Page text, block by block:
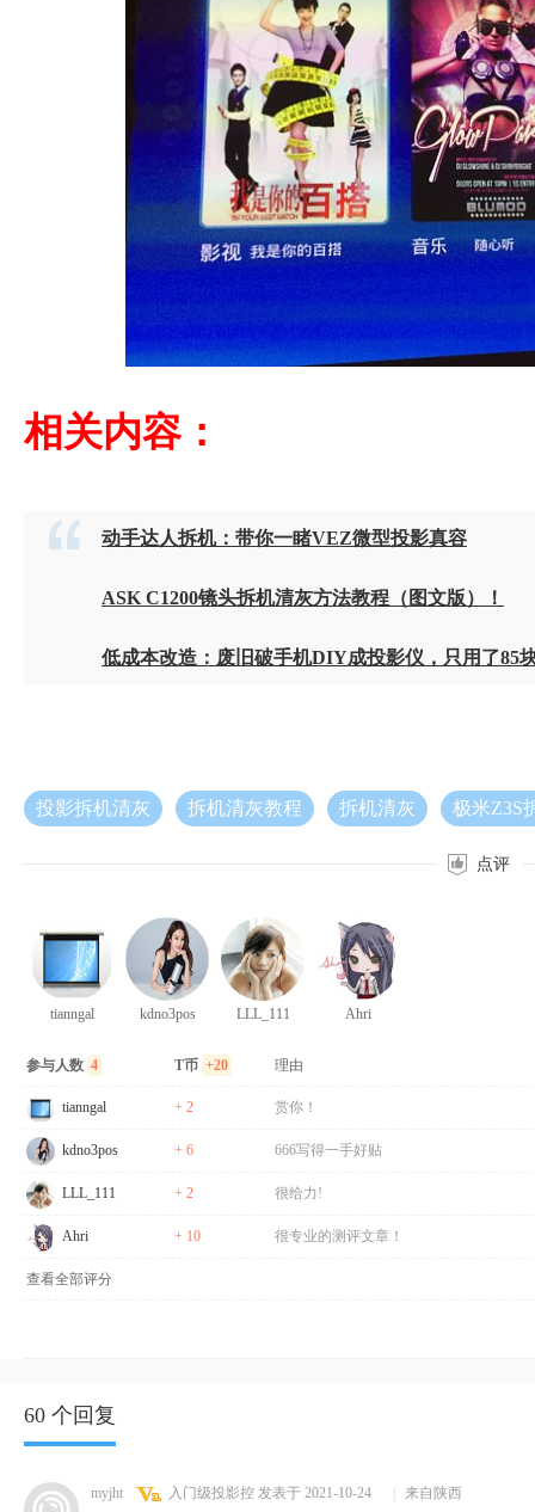
相关内容：
动手达人拆机：带你一睹VEZ微型投影真容
ASK C1200镜头拆机清灰方法教程（图文版）！
低成本改造：废旧破手机DIY成投影仪，只用了85
投影拆机清灰 拆机清灰教程 拆机清灰 极米Z3S
点评
tianngal kdno3pos LLL_111 Ahri
参与人数 4 T币 +20 理由
tianngal + 2 赏你！
kdno3pos + 6 666写得一手好贴
LLL_111 + 2 很给力!
Ahri + 10 很专业的测评文章！
查看全部评分
60 个回复
myjht 入门级投影控 发表于 2021-10-24 来自陕西